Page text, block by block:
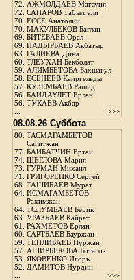
72. АЖМОЛДАЕВ Магауия
72. САПАРОВ Табылгали
70. ЕССЕ Анатолий
70. МАКУЛБЕКОВ Баглан
69. БИТЕБАЕВ Орал
69. НАДЫРБАЕВ Акбатыр
63. ГАЛИЕВА Дина
60. ТЛЕУХАН Бекболат
59. АЛИМБЕТОВА Бахшагул
58. ЕСЕНЕЕВ Каиргельды
57. КУЗЕМБАЕВ Рашид
56. БАЙДАУЛЕТ Ерлан
56. ТУКАЕВ Акбар
>>>
08.08.26 Суббота
80. ТАСМАГАМБЕТОВ
Сагитжан
77. БАЙБАТЧИН Ертай
74. ЩЕГЛОВА Мария
73. ГУРМАН Михаил
71. ГРИГОРЕНКО Сергей
68. ТАШИБАЕВ Мурат
64. ИСМАГАМБЕТОВ
Рахимжан
64. ТОЛУМБАЕВ Берик
63. УРАЗБАЕВ Кайрат
61. РАХМЕТОВ Ерлан
60. САРТБАЕВ Бауржан
59. ТЕНЛИБАЕВ Нуржан
57. АШИРБЕКОВА Ботагоз
53. ЯКОВЕНКО Игорь
52. ДАМИТОВ Нурдин
>>>